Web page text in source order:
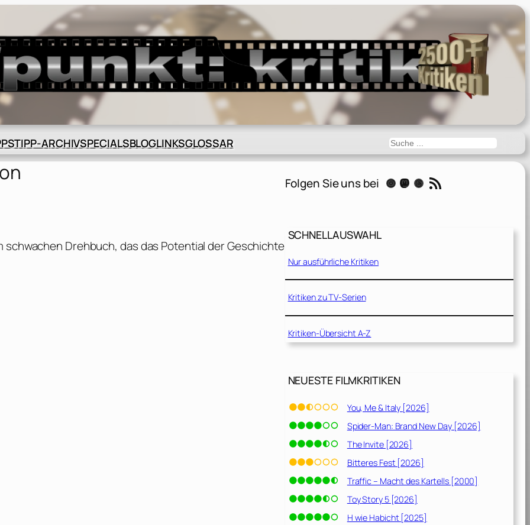
TIPP-ARCHIVSPECIALSBLOGLINKSGLOSSAR Suchen
Drehbuch, das das Potential der Geschichte
Folgen Sie uns bei Instagram Mastodon Threads RSS-Feed
SCHNELLAUSWAHL
Nur ausführliche Kritiken
Kritiken zu TV-Serien
Kritiken-Übersicht A-Z
NEUESTE FILMKRITIKEN
You, Me & Italy [2026]
Spider-Man: Brand New Day [2026]
The Invite [2026]
Bitteres Fest [2026]
Traffic – Macht des Kartells [2000]
Toy Story 5 [2026]
H wie Habicht [2025]